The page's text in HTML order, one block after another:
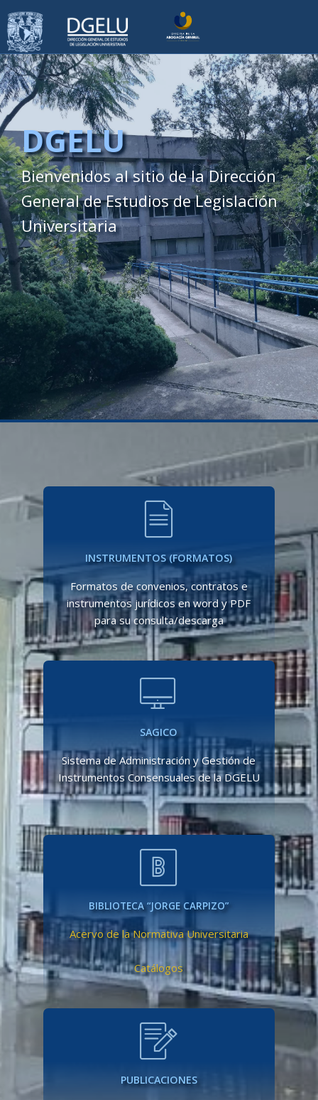
Pasar
al
contenido
principal
DGELU
Bienvenidos al sitio de la Dirección
General de Estudios de Legislación
Universitaria
INSTRUMENTOS (FORMATOS)
Formatos de convenios, contratos e
instrumentos jurídicos en word y PDF
para su consulta/descarga
SAGICO
Sistema de Administración y Gestión de
Instrumentos Consensuales de la DGELU
BIBLIOTECA “JORGE CARPIZO”
Acervo de la Normativa Universitaria
Catálogos
PUBLICACIONES